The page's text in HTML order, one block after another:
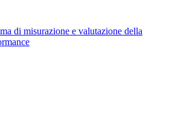
di misurazione e valutazione della